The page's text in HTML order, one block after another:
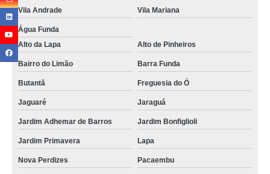
Vila Andrade Vila Mariana
Água Funda
Alto da Lapa
Alto de Pinheiros
Bairro do Limão Barra Funda
Butantã Freguesia do Ó
Jaguaré Jaraguá
Jardim Adhemar de Barros Jardim Bonfiglioli
Jardim Primavera Lapa
Nova Perdizes Pacaembu